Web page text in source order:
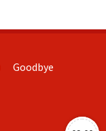
Goodbye